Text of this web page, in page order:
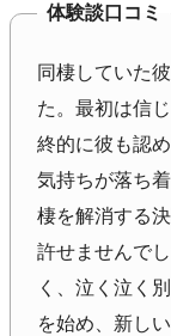
体験談口コミ
同棲していた
た。最初は信
終的に彼も認
気持ちが落ち
棲を解消する
許せませんで
く、泣く泣く
を始め、新し